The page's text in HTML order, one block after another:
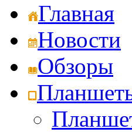
Главная
Новости
Обзоры